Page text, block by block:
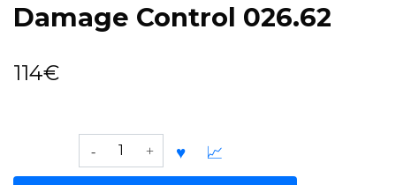
Damage Control 026.62
114€
Damage
Control